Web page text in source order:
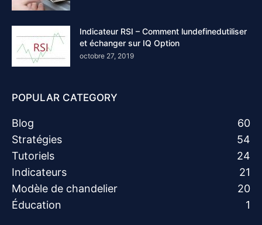
Indicateur RSI – Comment lundefinedutiliser
et échanger sur IQ Option
octobre 27, 2019
POPULAR CATEGORY
Blog
60
Stratégies
54
Tutoriels
24
Indicateurs
21
Modèle de chandelier
20
Éducation
1